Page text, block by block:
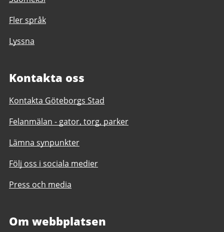
Fler språk
Lyssna
Kontakta oss
Kontakta Göteborgs Stad
Felanmälan - gator, torg, parker
Lämna synpunkter
Följ oss i sociala medier
Press och media
Om webbplatsen